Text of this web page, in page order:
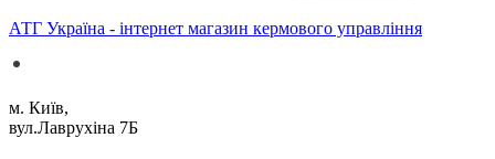
АТГ Україна - інтернет магазин кермового управління
м. Київ,
вул.Лаврухіна 7Б